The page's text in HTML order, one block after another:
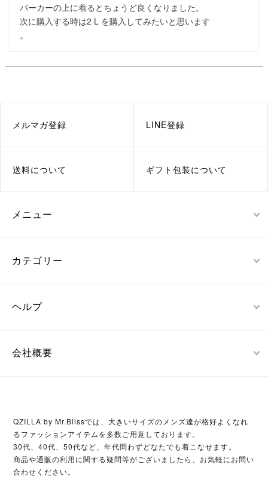
パーカーの上に着るとちょうど良くなりました。
次に購入する時は2 L を購入してみたいと思います
。
メルマガ登録 LINE登録
送料について ギフト包装について
メニュー
カテゴリー
ヘルプ
会社概要
QZILLA by Mr.Blissでは、大きいサイズのメンズ達が格好よくなれ
るファッションアイテムを多数ご用意しております。
30代、40代、50代など、年代問わずどなたでも着こなせます。
商品や通販の利用に関する疑問等がございましたら、お気軽にお問い
合わせください。